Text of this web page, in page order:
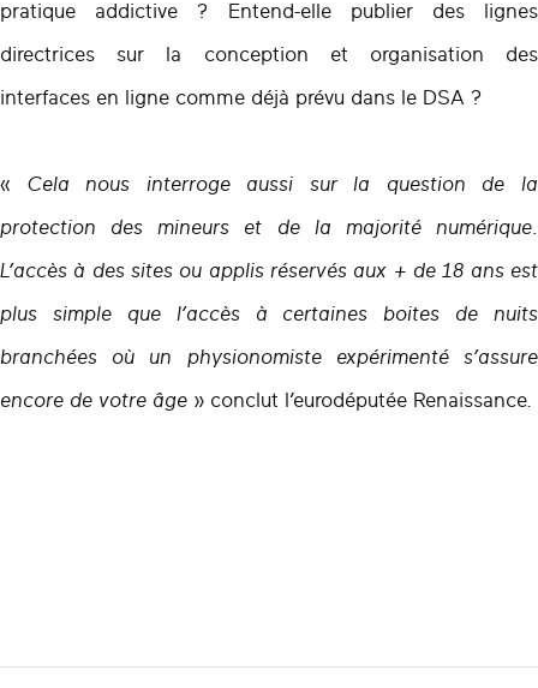
pratique addictive ? Entend-elle publier des lignes
directrices sur la conception et organisation des
interfaces en ligne comme déjà prévu dans le DSA ?
« Cela nous interroge aussi sur la question de la
protection des mineurs et de la majorité numérique.
L’accès à des sites ou applis réservés aux + de 18 ans est
plus simple que l’accès à certaines boites de nuits
branchées où un physionomiste expérimenté s’assure
encore de votre âge » conclut l’eurodéputée Renaissance.